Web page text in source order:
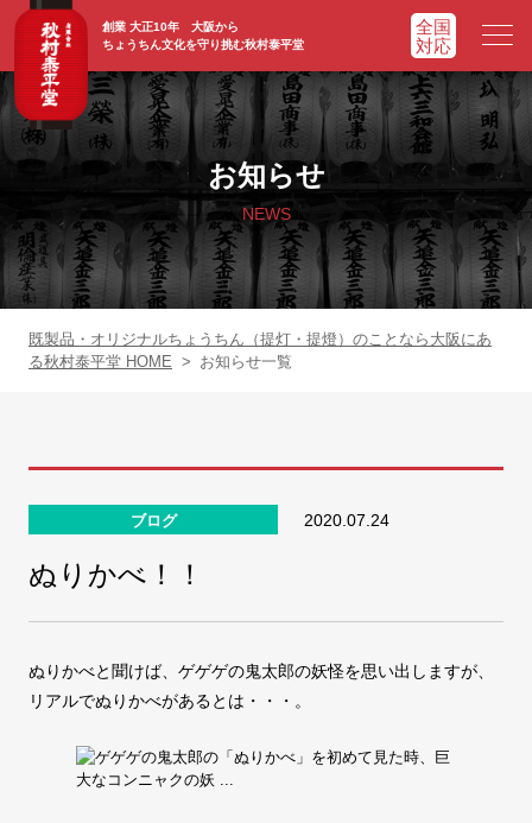
創業 大正10年 大阪から
ちょうちん文化を守り挑む秋村泰平堂
ホーム HOME
ADVATAGE
提灯一覧 CHOCHIN
FAX注文
お知らせ
NEWS
既製品・オリジナルちょうちん（提灯・提燈）のことなら大阪にあ
る秋村泰平堂 HOME > お知らせ一覧
ブログ 2020.07.24
ぬりかべ！！
ぬりかべと聞けば、ゲゲゲの鬼太郎の妖怪を思い出しますが、
リアルでぬりかべがあるとは・・・。